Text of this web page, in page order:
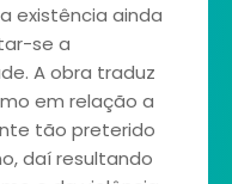
existência ainda
se a
A obra traduz
em relação a
tão preterido
daí resultando